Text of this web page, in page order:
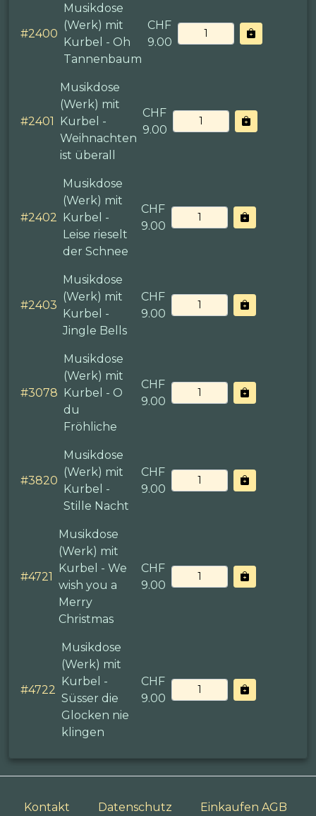
#2400
Musikdose
(Werk) mit
Kurbel - Oh
Tannenbaum
CHF
9.00
#2401
Musikdose
(Werk) mit
Kurbel -
Weihnachten
ist überall
CHF
9.00
#2402
Musikdose
(Werk) mit
Kurbel -
Leise rieselt
der Schnee
CHF
9.00
#2403
Musikdose
(Werk) mit
Kurbel -
Jingle Bells
CHF
9.00
#3078
Musikdose
(Werk) mit
Kurbel - O
du
Fröhliche
CHF
9.00
#3820
Musikdose
(Werk) mit
Kurbel -
Stille Nacht
CHF
9.00
#4721
Musikdose
(Werk) mit
Kurbel - We
wish you a
Merry
Christmas
CHF
9.00
#4722
Musikdose
(Werk) mit
Kurbel -
Süsser die
Glocken nie
klingen
CHF
9.00
Kontakt Datenschutz Einkaufen AGB